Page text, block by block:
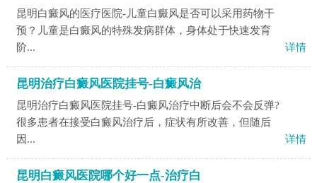
昆明白癜风的医疗医院-儿童白癜风是否可以采用药物干
预？儿童是白癜风的特殊发病群体，身体处于快速发育
阶...
详情
昆明治疗白癜风医院挂号-白癜风治
昆明治疗白癜风医院挂号-白癜风治疗中断后会不会反弹?
很多患者在接受白癜风治疗后，症状有所改善，但随后
因...
详情
昆明白癜风医院哪个好一点-治疗白